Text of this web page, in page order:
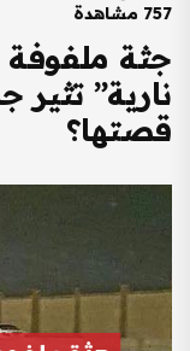
757 مشاهدة
جثة ملفوفة
نارية”
قصتها؟